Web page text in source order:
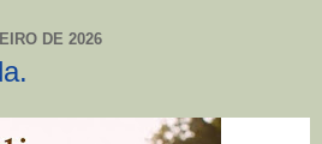
DE 2026